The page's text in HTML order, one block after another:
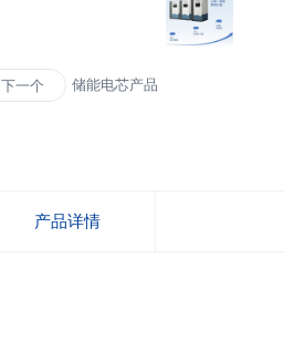
下一个 储能电芯产品
产品详情